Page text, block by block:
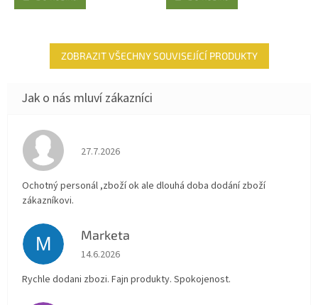
ZOBRAZIT VŠECHNY SOUVISEJÍCÍ PRODUKTY
Hodnocení obchodu je 4 z 5 hvězdiček.
27.7.2026
Ochotný personál ,zboží ok ale dlouhá doba dodání zboží
zákazníkovi.
M Marketa
Hodnocení obchodu je 5 z 5 hvězdiček.
14.6.2026
Rychle dodani zbozi. Fajn produkty. Spokojenost.